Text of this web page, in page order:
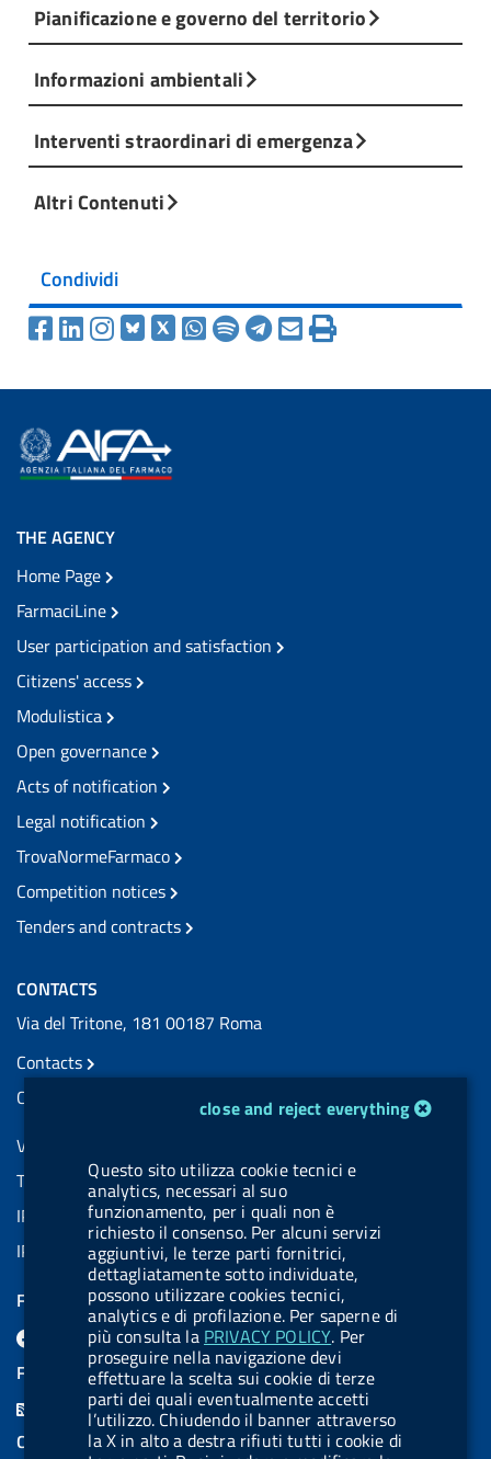
Pianificazione e governo del territorio
Informazioni ambientali
Interventi straordinari di emergenza
Altri Contenuti
Condividi
cookie management moduleclose and reject everything
Questo sito utilizza cookie tecnici e
analytics, necessari al suo
funzionamento, per i quali non è
richiesto il consenso. Per alcuni servizi
aggiuntivi, le terze parti fornitrici,
dettagliatamente sotto individuate,
possono utilizzare cookies tecnici,
analytics e di profilazione. Per saperne di
più consulta la PRIVACY POLICY. Per
proseguire nella navigazione devi
effettuare la scelta sui cookie di terze
parti dei quali eventualmente accetti
l’utilizzo. Chiudendo il banner attraverso
la X in alto a destra rifiuti tutti i cookie di
THE AGENCY
Home Page
FarmaciLine
User participation and satisfaction
Citizens' access
Modulistica
Open governance
Acts of notification
Legal notification
TrovaNormeFarmaco
Competition notices
Tenders and contracts
CONTACTS
Via del Tritone, 181 00187 Roma
Contacts
Certified e-mail (PEC) contacts
VAT number: 08703841000
Tax code: 97345810580
IPA AIFA code: aifa_rm
IPA UCB code: UFE1TR
FOLLOW US ON
l
a
b
e
B
l
u
e
Y
o
u
t
L
i
n
k
FEED RSS
COOKIES